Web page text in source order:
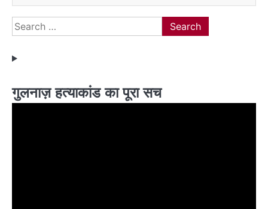
Search
for:
गुलनाज़ हत्याकांड का पूरा सच